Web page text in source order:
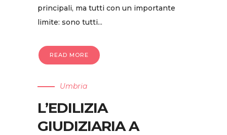
principali, ma tutti con un importante
limite: sono tutti...
READ MORE
Umbria
L’EDILIZIA
GIUDIZIARIA A